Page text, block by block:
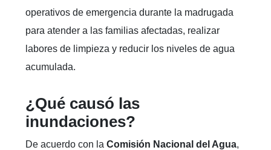
operativos de emergencia durante la madrugada
para atender a las familias afectadas, realizar
labores de limpieza y reducir los niveles de agua
acumulada.
¿Qué causó las
inundaciones?
De acuerdo con la Comisión Nacional del Agua,